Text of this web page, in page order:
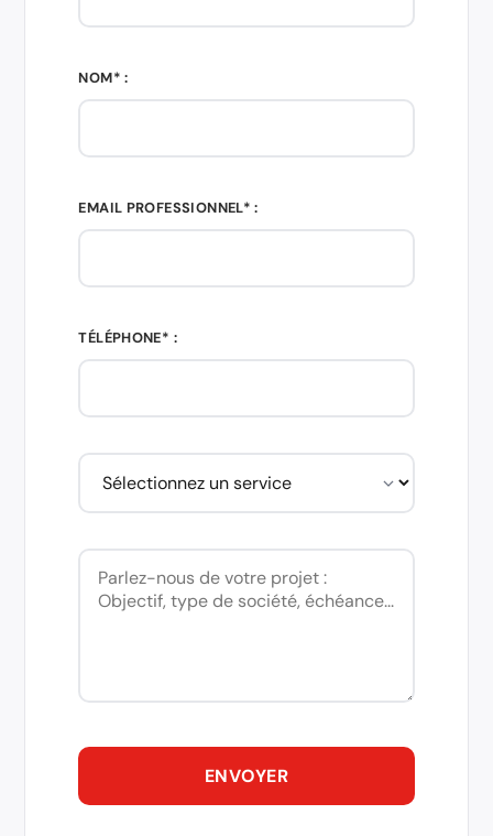
NOM* :
EMAIL PROFESSIONNEL* :
TÉLÉPHONE* :